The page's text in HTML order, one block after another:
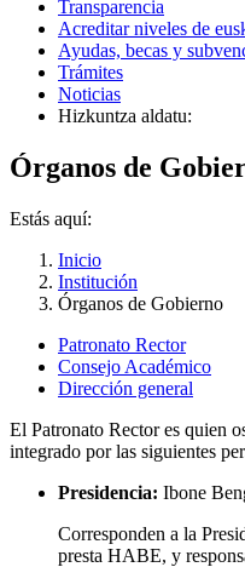
Transparencia
Acreditar niveles de
Ayudas, becas y
Trámites
Noticias
Hizkuntza aldatu:
Órganos de
Estás aquí:
Inicio
Institución
Órganos de Gobierno
Patronato Rector
Consejo Académico
Dirección general
El Patronato Rector es quien
integrado por las siguientes
Presidencia: Ibone
Corresponden a la
presta HABE, y